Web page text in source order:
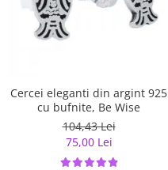
Cercei eleganti din argint 925
cu bufnite, Be Wise
104,43 Lei
75,00 Lei